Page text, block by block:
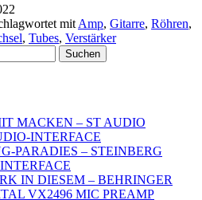
TUBES
–
RÖHRENWECHSEL
mit Amp, Gitarre, Röhren,
, Tubes, Verstärker
MACKEN – ST AUDIO
INTERFACE
PARADIES – STEINBERG
IN DIESEM – BEHRINGER
VX2496 MIC PREAMP